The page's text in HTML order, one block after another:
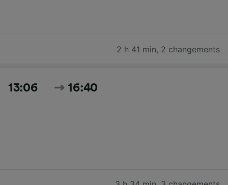
2 h 41 min, 2 changements
13:06 16:40